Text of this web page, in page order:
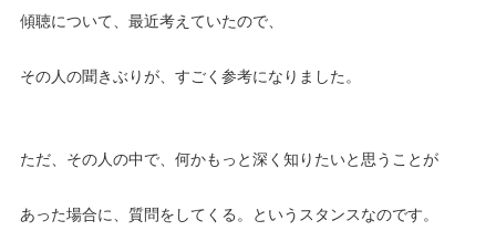
傾聴について、最近考えていたので、
その人の聞きぶりが、すごく参考になりました。
ただ、その人の中で、何かもっと深く知りたいと思うことが
あった場合に、質問をしてくる。というスタンスなのです。